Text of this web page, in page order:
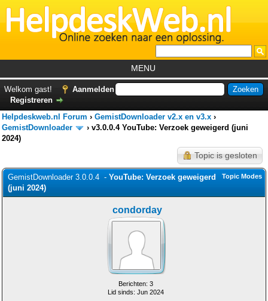
MENU
Foutcodes
GemistDownloader*
Welkom gast!
Aanmelden
Registreren
Helpdeskweb.nl Forum › GemistDownloader v2.x en v3.x ›
GemistDownloader
› v3.0.0.4 YouTube: Verzoek geweigerd (juni
2024)
Topic is gesloten
Topic Modes
GemistDownloader 3.0.0.4 - YouTube: Verzoek geweigerd
(juni 2024)
condorday
Berichten: 3
Lid sinds: Jun 2024